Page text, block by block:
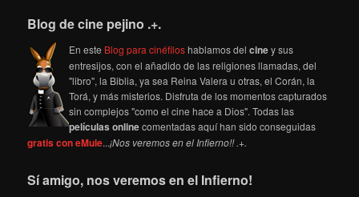
Blog de cine pejino .+.
En este Blog para cinéfiloshablamos delciney sus
entresijos, con el añadido de las religiones llamadas, del
"libro", la Biblia, ya sea Reina Valera u otras, el Corán, la
Torá, y más misterios. Disfruta de los momentos capturados
sin complejos "como el cine hace a Dios". Todas las
películas onlinecomentadas aquí han sido conseguidas
gratis con eMule...¡Nos veremos en el Infierno!! .+.
Sí amigo, nos veremos en el Infierno!